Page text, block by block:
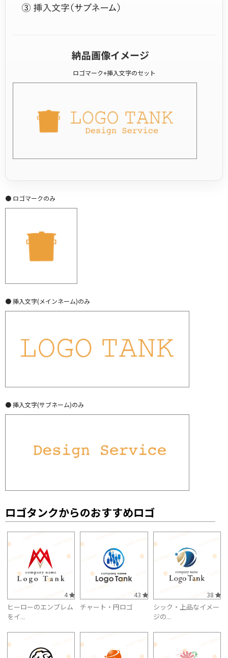
納品画像イメージ
ロゴマーク+挿入文字のセット
● ロゴマークのみ
● 挿入文字(メインネーム)のみ
● 挿入文字(サブネーム)のみ
ロゴタンクからのおすすめロゴ
4
ヒーローのエンブレム
をイ...
43
チャート・円ロゴ
38
シック・上品なイメー
ジの...